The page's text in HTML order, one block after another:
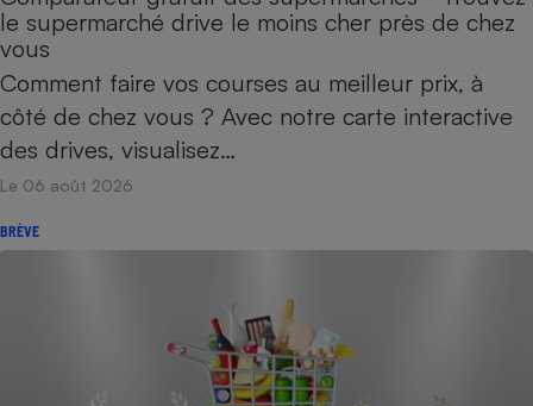
le supermarché drive le moins cher près de chez
vous
Comment faire vos courses au meilleur prix, à
côté de chez vous ? Avec notre carte interactive
des drives, visualisez…
Le 06 août 2026
BRÈVE
induction
Téléphone mobile -
Smartphone